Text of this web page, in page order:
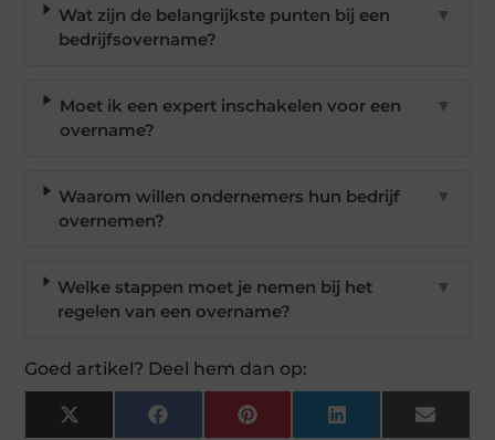
Wat zijn de belangrijkste punten bij een
bedrijfsovername?
▼
Moet ik een expert inschakelen voor een
overname?
▼
Waarom willen ondernemers hun bedrijf
overnemen?
▼
Welke stappen moet je nemen bij het
regelen van een overname?
▼
Goed artikel? Deel hem dan op:
X FacebookPinterest LinkedIn Email